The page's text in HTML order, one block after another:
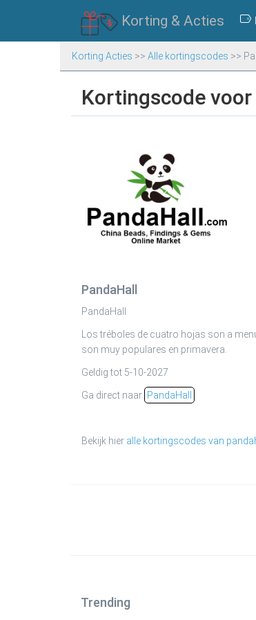
Korting & Acties
Korting Acties >> Alle kortingscodes >>
Kortingscode
PandaHall
PandaHall
Los tréboles de cuatro hojas son a
son muy populares en primavera.
Geldig tot 5-10-2027
Ga direct naar PandaHall
Bekijk hier alle kortingscodes van
Trending